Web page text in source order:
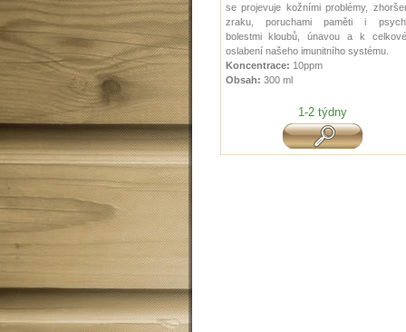
se projevuje kožními problémy,
zraku, poruchami paměti i
bolestmi kloubů, únavou a k
oslabení našeho imunitního systému.
Koncentrace: 10ppm
Obsah: 300 ml
1-2 týdny